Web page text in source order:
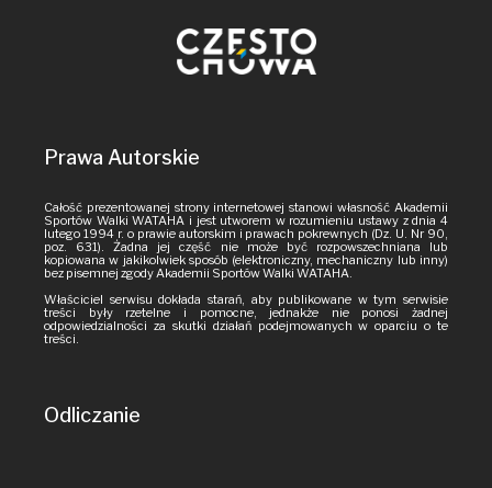
Prawa Autorskie
Całość prezentowanej strony internetowej stanowi własność Akademii
Sportów Walki WATAHA i jest utworem w rozumieniu ustawy z dnia 4
lutego 1994 r. o prawie autorskim i prawach pokrewnych (Dz. U. Nr 90,
poz. 631). Żadna jej część nie może być rozpowszechniana lub
kopiowana w jakikolwiek sposób (elektroniczny, mechaniczny lub inny)
bez pisemnej zgody Akademii Sportów Walki WATAHA.
Właściciel serwisu dokłada starań, aby publikowane w tym serwisie
treści były rzetelne i pomocne, jednakże nie ponosi żadnej
odpowiedzialności za skutki działań podejmowanych w oparciu o te
treści.
Odliczanie